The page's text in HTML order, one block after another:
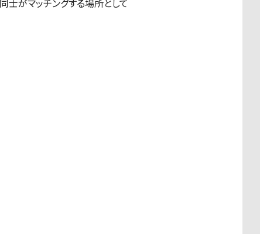
がマッチングする場所として